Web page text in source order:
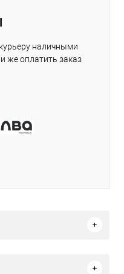
наличными
же оплатить заказ